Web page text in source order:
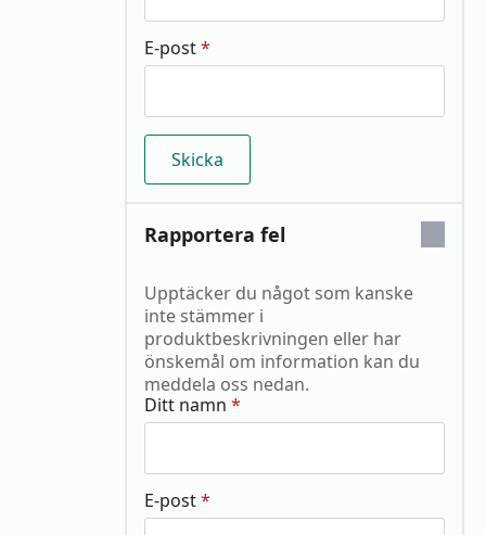
E-post*
Rapportera fel
Upptäcker du något som kanske
inte stämmer i
produktbeskrivningen eller har
önskemål om information kan du
meddela oss nedan.
Ditt namn *
E-post*